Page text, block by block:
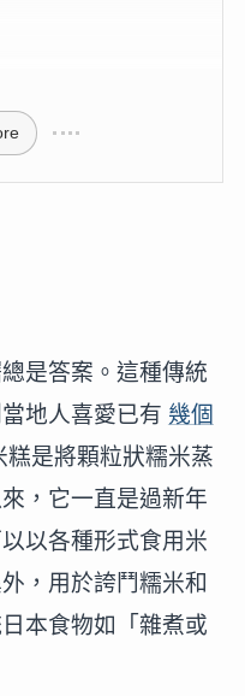
是答案。這種傳統
地人喜愛已有 幾個
糕是將顆粒狀糯米蒸
，它一直是過新年
以各種形式食用米
，用於誇鬥糯米和
本食物如「雜煮或